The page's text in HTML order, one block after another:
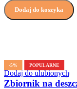
Dodaj do koszyka
-5% POPULARNE
Dodaj do ulubionych
Zbiornik na